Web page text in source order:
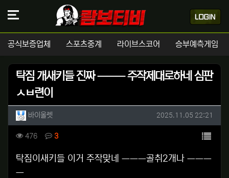
공식보증업체 스포츠중계 라이브스코어 승부예측게임
탁짐 개새키들 진짜 ㅡㅡㅡ 주작제대로하네 심판
ㅅㅂ련이
작성자 정보
바이올렛 작성일
2025.11.05 22:21
컨텐츠 정보
476조회 3댓글 목록
본문
탁짐이새키들 이거 주작맞네 ㅡㅡㅡ골취2개나 ㅡㅡㅡ
ㅡ